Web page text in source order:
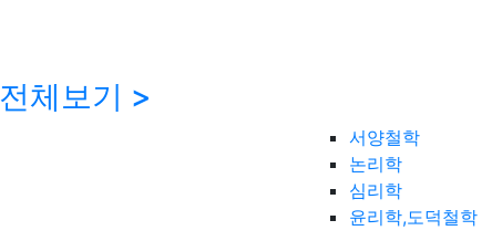
전체보기 >
서양철학
논리학
심리학
윤리학,도덕철학